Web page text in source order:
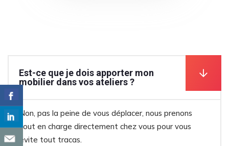
Est-ce que je dois apporter mon
mobilier dans vos ateliers ?
Non, pas la peine de vous déplacer, nous prenons
tout en charge directement chez vous pour vous
évite tout tracas.